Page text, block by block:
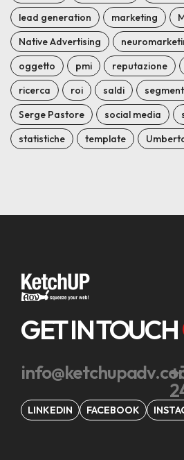
lead generation
marketing
Native Advertising
oggetto
pmi reputazione
ricerca
roi saldi
Serge Pastore
social media
statistiche
template
GET IN TOUCH
LINKEDIN FACEBOOK